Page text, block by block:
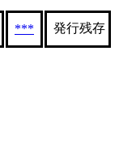
*** 発行残存